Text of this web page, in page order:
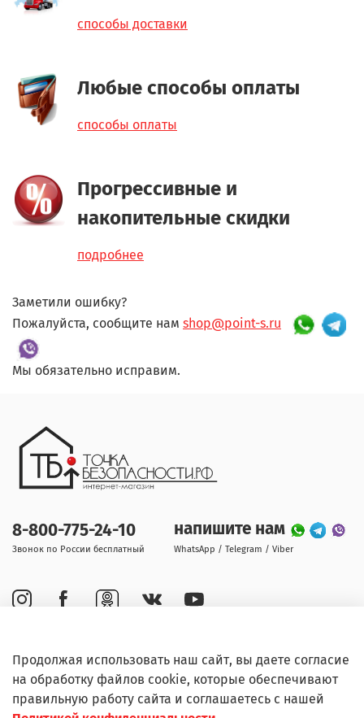
способы доставки
Любые способы оплаты
способы оплаты
Прогрессивные и
накопительные скидки
подробнее
Заметили ошибку?
Пожалуйста, сообщите нам shop@point-s.ru
Мы обязательно исправим.
Покупателям
8-800-775-24-10
Звонок по России бесплатный
напишите нам
WhatsApp / Telegram / Viber
Продолжая использовать наш сайт, вы даете согласие
на обработку файлов cookie, которые обеспечивают
правильную работу сайта и соглашаетесь с нашей